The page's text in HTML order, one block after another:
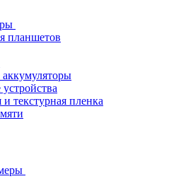
планшетов
текстурная пленка